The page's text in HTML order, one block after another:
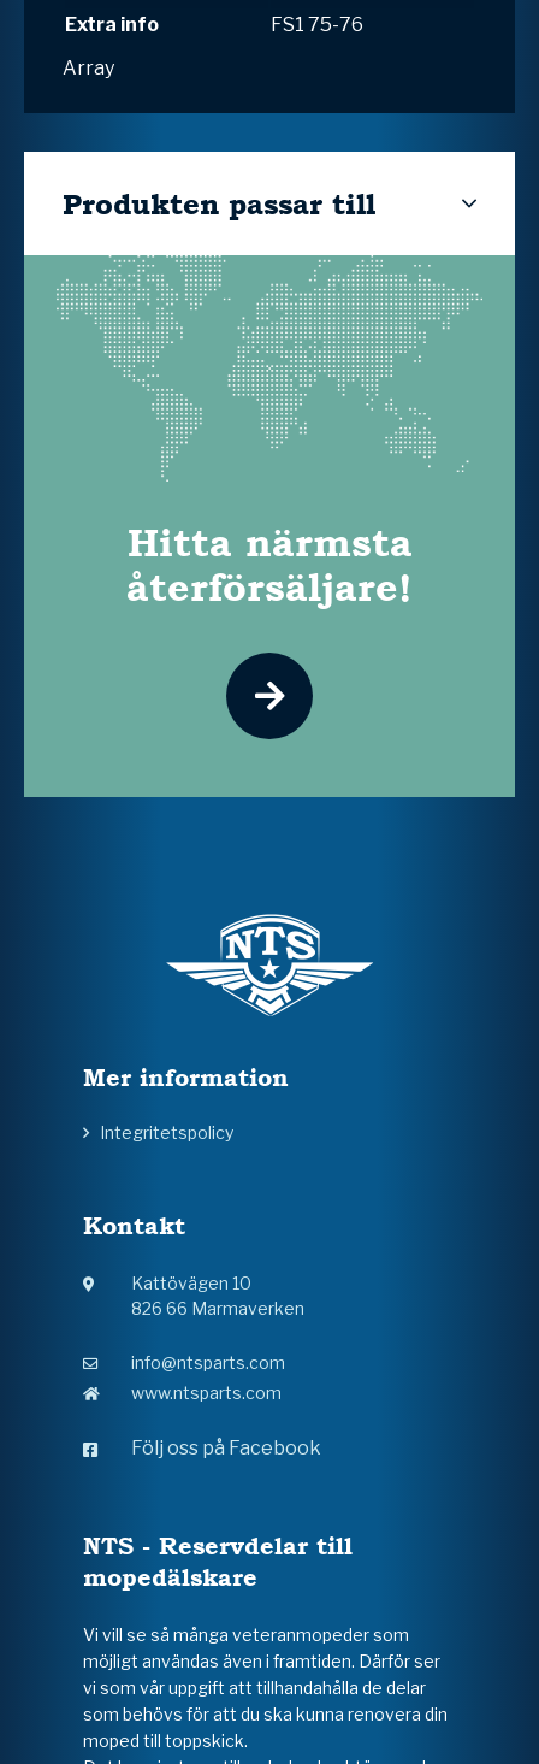
Extra info
FS1 75-76
Array
Produkten passar till
Hitta närmsta
återförsäljare!
Mer information
Integritetspolicy
Kontakt
Kattövägen 10
826 66 Marmaverken
info@ntsparts.com
www.ntsparts.com
Följ oss på Facebook
NTS - Reservdelar till
mopedälskare
Vi vill se så många veteranmopeder som
möjligt användas även i framtiden. Därför ser
vi som vår uppgift att tillhandahålla de delar
som behövs för att du ska kunna renovera din
moped till toppskick.